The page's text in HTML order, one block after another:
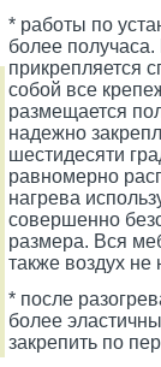
* работы по
более
прикрепляется
собой все
размещается
надежно
шестидесяти
равномерно
нагрева
совершенно
размера. Вся
также воздух
* после
более
закрепить по